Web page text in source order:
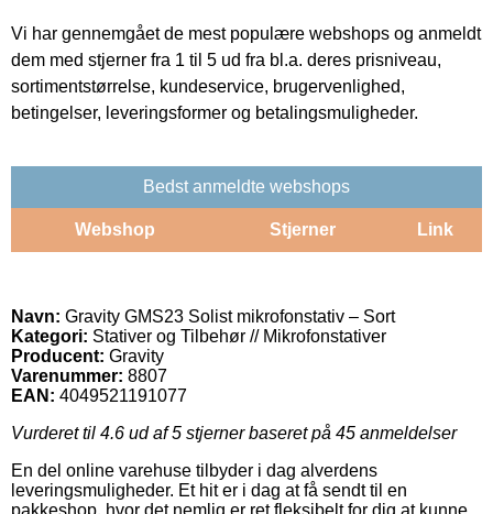
Vi har gennemgået de mest populære webshops og anmeldt
dem med stjerner fra 1 til 5 ud fra bl.a. deres prisniveau,
sortimentstørrelse, kundeservice, brugervenlighed,
betingelser, leveringsformer og betalingsmuligheder.
Bedst anmeldte webshops
Webshop Stjerner Link
Navn: Gravity GMS23 Solist mikrofonstativ – Sort
Kategori: Stativer og Tilbehør // Mikrofonstativer
Producent: Gravity
Varenummer: 8807
EAN: 4049521191077
Vurderet til 4.6 ud af 5 stjerner baseret på 45 anmeldelser
En del online varehuse tilbyder i dag alverdens
leveringsmuligheder. Et hit er i dag at få sendt til en
pakkeshop, hvor det nemlig er ret fleksibelt for dig at kunne